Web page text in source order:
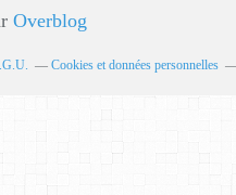
Overblog
Cookies et données personnelles